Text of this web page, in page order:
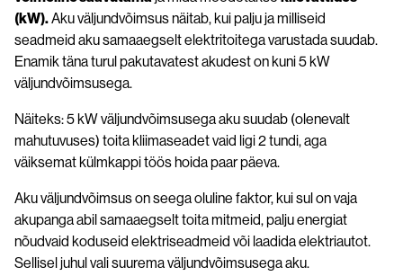
(kW).Aku väljundvõimsus näitab, kui palju ja milliseid
seadmeid aku samaaegselt elektritoitega varustada suudab.
Enamik täna turul pakutavatest akudest on kuni 5 kW
väljundvõimsusega.
Näiteks: 5 kW väljundvõimsusega aku suudab (olenevalt
mahutuvuses) toita kliimaseadet vaid ligi 2 tundi, aga
väiksemat külmkappi töös hoida paar päeva.
Aku väljundvõimsus on seega oluline faktor, kui sul on vaja
akupanga abil samaaegselt toita mitmeid, palju energiat
nõudvaid koduseid elektriseadmeid või laadida elektriautot.
Sellisel juhul vali suurema väljundvõimsusega aku.